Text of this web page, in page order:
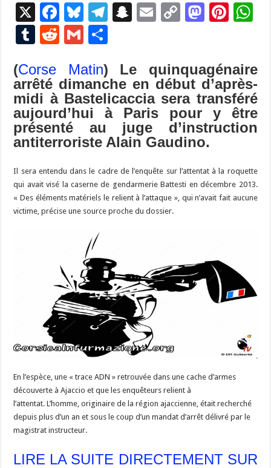
X
F
ac
e
b
o
o
k
Bl
u
es
ky
T
gr
a
m
S
p
c
h
at
E
l
C
y
Li
n
k
M
d
o
n
Pi
es
t
p
p
T
m
bl
r
R
d
di
t
G
ai
l
ta
g
er
(Corse Matin) Le quinquagénaire
arrêté dimanche en début d’après-
midi à Bastelicaccia sera transféré
aujourd’hui à Paris pour y être
présenté au juge d’instruction
antiterroriste Alain Gaudino.
Il sera entendu dans le cadre de l’enquête sur l’attentat à la roquette
qui avait visé la caserne de gendarmerie Battesti en décembre 2013.
« Des éléments matériels le relient à l’attaque », qui n’avait fait aucune
victime, précise une source proche du dossier.
En l’espèce, une « trace ADN » retrouvée dans une cache d’armes
découverte à Ajaccio et que les enquêteurs relient à
l’attentat. L’homme, originaire de la région ajaccienne, était recherché
depuis plus d’un an et sous le coup d’un mandat d’arrêt délivré par le
magistrat instructeur.
LIRE LA SUITE DIRECTEMENT SUR